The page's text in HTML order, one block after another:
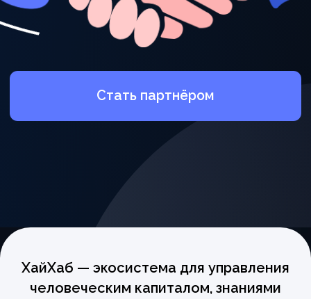
ХайХаб — экосистема для управления
человеческим капиталом, знаниями